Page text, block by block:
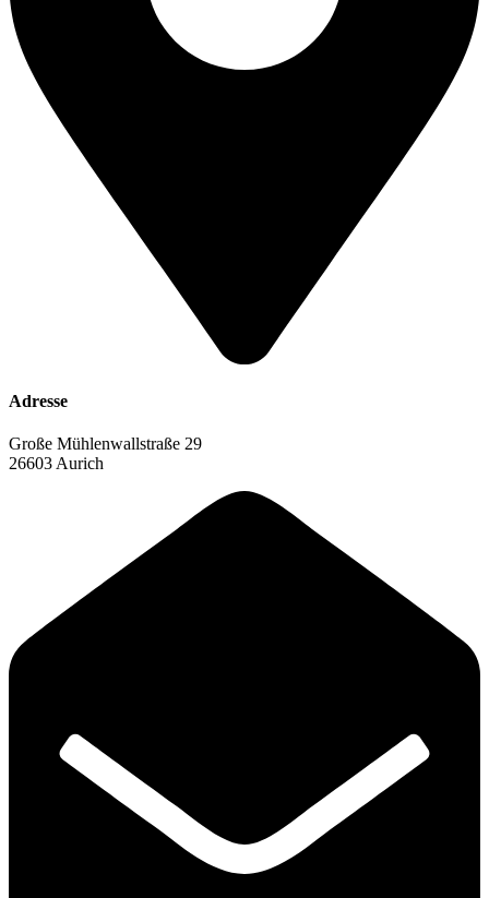
Adresse
Große Mühlenwallstraße 29
26603 Aurich